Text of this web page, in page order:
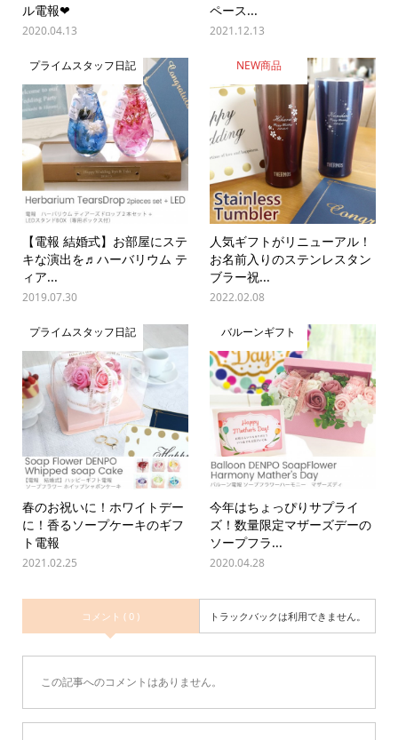
ル電報❤
2020.04.13
ペース...
2021.12.13
プライムスタッフ日記
【電報 結婚式】お部屋にステ
キな演出を♬ハーバリウム テ
ィア...
2019.07.30
NEW商品
人気ギフトがリニューアル！
お名前入りのステンレスタン
ブラー祝...
2022.02.08
プライムスタッフ日記
春のお祝いに！ホワイトデー
に！香るソープケーキのギフ
ト電報
2021.02.25
バルーンギフト
今年はちょっぴりサプライ
ズ！数量限定マザーズデーの
ソープフラ...
2020.04.28
コメント ( 0 ) トラックバックは利用できません。
この記事へのコメントはありません。